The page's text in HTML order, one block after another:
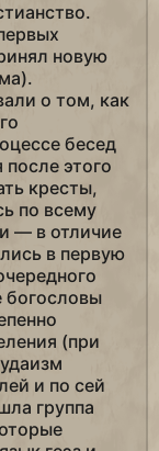
новую
о том, как
бесед
этого
кресты,
по всему
— в отличие
в первую
богословы
(при
и по сей
группа